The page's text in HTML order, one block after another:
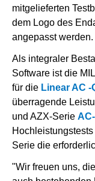
mitgelieferten
dem Logo des
angepasst werden.
Als integraler
Software ist die
für die Linear AC -
überragende
und AZX-Serie
Serie die
"Wir freuen uns,